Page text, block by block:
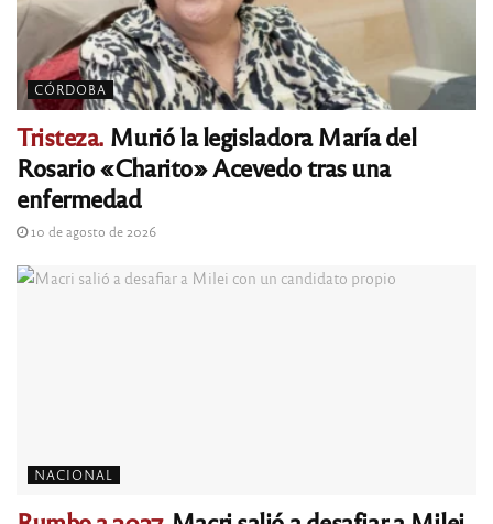
CÓRDOBA
Tristeza. Murió la legisladora María del
Rosario «Charito» Acevedo tras una
enfermedad
10 de agosto de 2026
NACIONAL